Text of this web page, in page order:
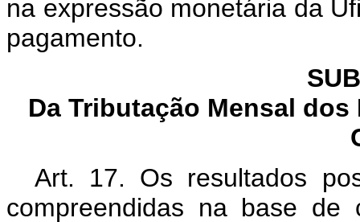
na expressão monetária da
pagamento.
Da Tributação Mensal
Art. 17. Os resultados
compreendidas na base